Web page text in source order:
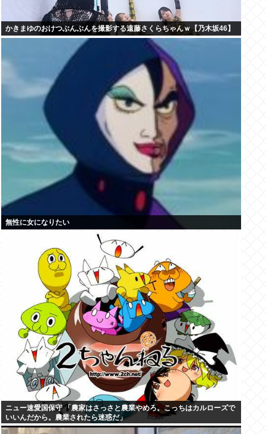
かきまゆのおけつぶんぶんを撮影する遠藤さくらちゃんｗ【乃木坂46】
無性に女になりたい
ニュー速愛国保守 「農家はさっさと農業やめろ。こっちはカルローズで
いいんだから。農業されたら迷惑だ」